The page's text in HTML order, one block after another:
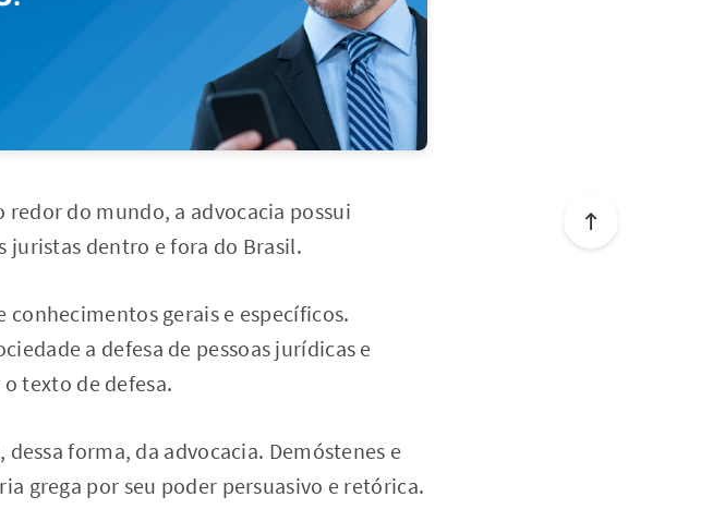
do mundo, a advocacia possui
juristas dentro e fora do Brasil.
conhecimentos gerais e específicos.
a defesa de pessoas jurídicas e
texto de defesa.
forma, da advocacia. Demóstenes e
grega por seu poder persuasivo e retórica.